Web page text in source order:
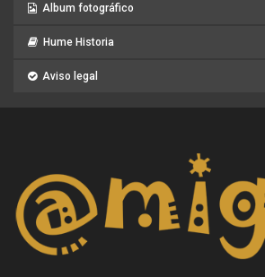
Album fotográfico
Hume Historia
Aviso legal